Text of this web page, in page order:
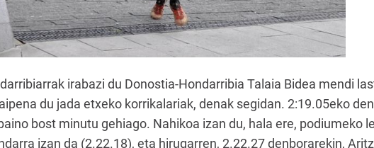
irabazi du Donostia-Hondarribia Talaia Bidea mendi
du jada etxeko korrikalariak, denak segidan. 2:19.05eko
bost minutu gehiago. Nahikoa izan du, hala ere, podiumeko
izan da (2.22.18), eta hirugarren, 2.22.27 denborarekin,